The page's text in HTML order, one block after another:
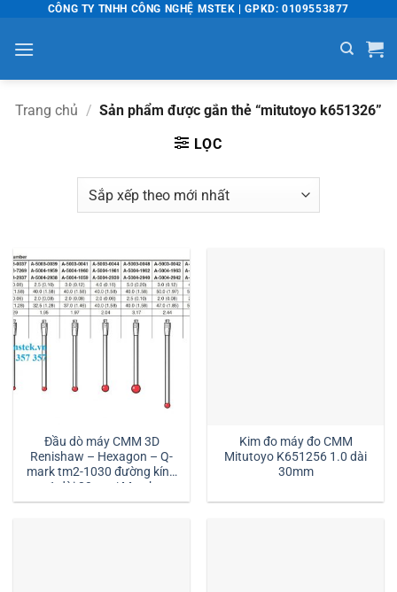
nội
dung
CÔNG TY TNHH CÔNG NGHỆ MSTEK | GPKD: 0109553877
Trang chủ / Sản phẩm được gắn thẻ “mitutoyo k651326”
LỌC
Đầu dò máy CMM 3D
Renishaw – Hexagon – Q-
mark tm2-1030 đường kính
1 dài 30mm:| Mstek
Technology
Kim đo máy đo CMM
Mitutoyo K651256 1.0 dài
30mm